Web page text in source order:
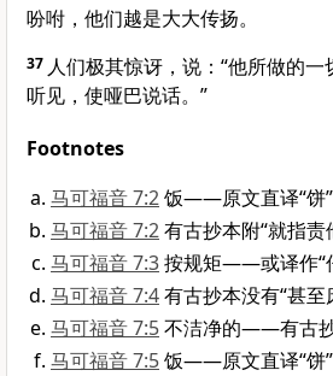
吩咐，他们越是大大传扬。
37 人们极其惊讶，说：“他所做的
听见，使哑巴说话。”
Footnotes
马可福音 7:2饭——原文直译“饼”
马可福音 7:2有古抄本附“就指责
马可福音 7:3按规矩——或译作“
马可福音 7:4有古抄本没有“甚至
马可福音 7:5不洁净的——有古抄
马可福音 7:5饭——原文直译“饼”